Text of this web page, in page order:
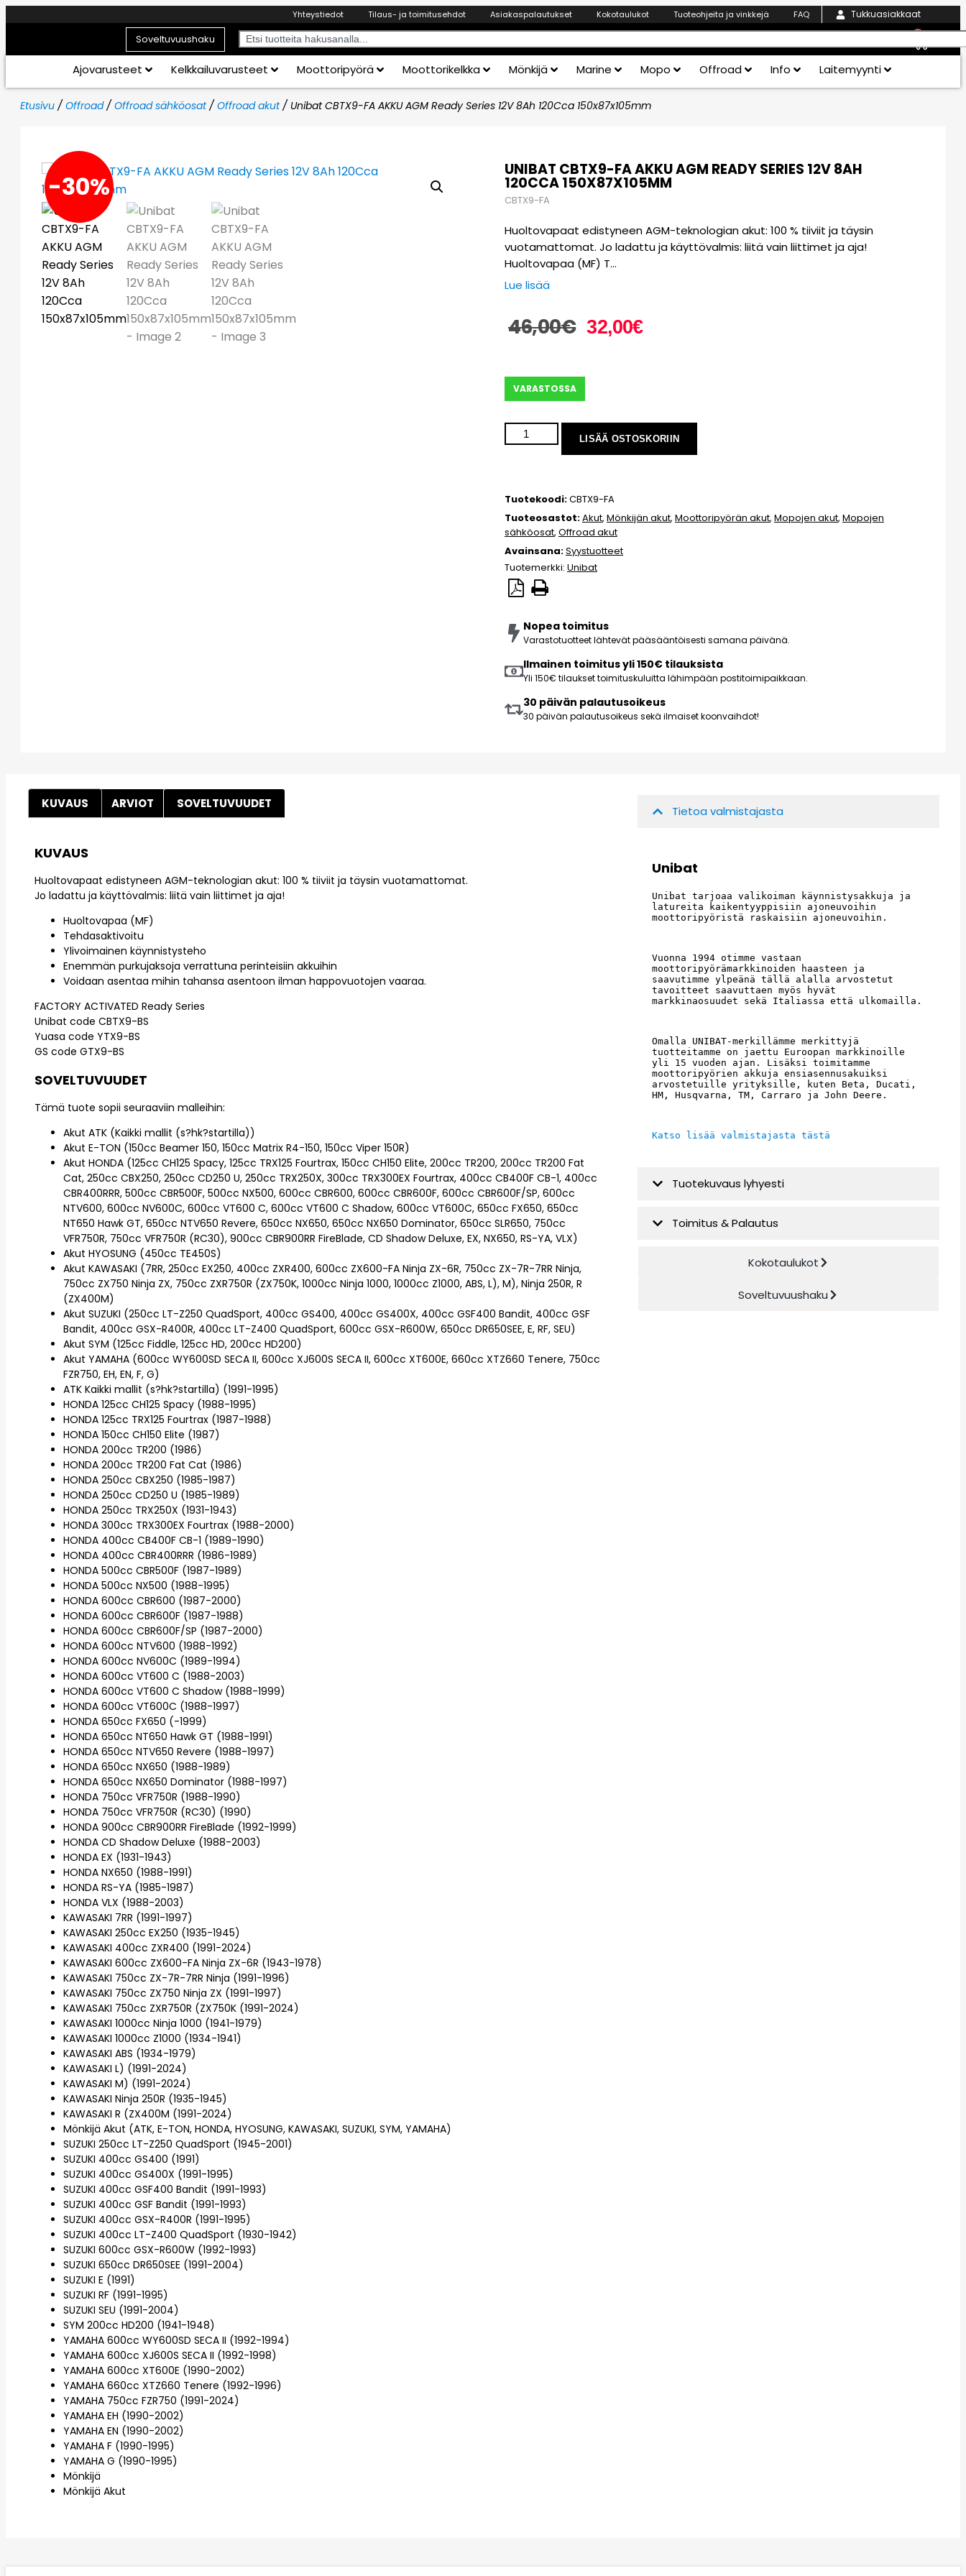
Yhteystiedot Tilaus- ja toimitusehdot Asiakaspalautukset Kokotaulukot Tuoteohjeita ja vinkkejä FAQ Tukkuasiakkaat
Soveltuvuushaku 0
Ajovarusteet Kelkkailuvarusteet Moottoripyörä Moottorikelkka Mönkijä Marine Mopo Offroad Info Laitemyynti
Etusivu / Offroad/ Offroad sähköosat/ Offroad akut/ Unibat CBTX9-FA AKKU AGM Ready Series 12V 8Ah 120Cca 150x87x105mm
-30%
UNIBAT CBTX9-FA AKKU AGM READY SERIES 12V 8AH
120CCA 150X87X105MM
CBTX9-FA
Huoltovapaat edistyneen AGM-teknologian akut: 100 % tiiviit ja täysin
vuotamattomat. Jo ladattu ja käyttövalmis: liitä vain liittimet ja aja!
Huoltovapaa (MF) T…
Lue lisää
46,00€ 32,00€
VARASTOSSA
LISÄÄ OSTOSKORIIN
Tuotekoodi:CBTX9-FA
Tuoteosastot:Akut, Mönkijän akut, Moottoripyörän akut, Mopojen akut, Mopojen
sähköosat, Offroad akut
Avainsana:Syystuotteet
Tuotemerkki: Unibat
Nopea toimitus
Varastotuotteet lähtevät pääsääntöisesti samana päivänä.
Ilmainen toimitus yli 150€ tilauksista
Yli 150€ tilaukset toimituskuluitta lähimpään postitoimipaikkaan.
30 päivän palautusoikeus
30 päivän palautusoikeus sekä ilmaiset koonvaihdot!
KUVAUS ARVIOT SOVELTUVUUDET
KUVAUS
Huoltovapaat edistyneen AGM-teknologian akut: 100 % tiiviit ja täysin vuotamattomat.
Jo ladattu ja käyttövalmis: liitä vain liittimet ja aja!
Huoltovapaa (MF)
Tehdasaktivoitu
Ylivoimainen käynnistysteho
Enemmän purkujaksoja verrattuna perinteisiin akkuihin
Voidaan asentaa mihin tahansa asentoon ilman happovuotojen vaaraa.
FACTORY ACTIVATED Ready Series
Unibat code CBTX9-BS
Yuasa code YTX9-BS
GS code GTX9-BS
SOVELTUVUUDET
Tämä tuote sopii seuraaviin malleihin:
Akut ATK (Kaikki mallit (s?hk?startilla))
Akut E-TON (150cc Beamer 150, 150cc Matrix R4-150, 150cc Viper 150R)
Akut HONDA (125cc CH125 Spacy, 125cc TRX125 Fourtrax, 150cc CH150 Elite, 200cc TR200, 200cc TR200 Fat
Cat, 250cc CBX250, 250cc CD250 U, 250cc TRX250X, 300cc TRX300EX Fourtrax, 400cc CB400F CB-1, 400cc
CBR400RRR, 500cc CBR500F, 500cc NX500, 600cc CBR600, 600cc CBR600F, 600cc CBR600F/SP, 600cc
NTV600, 600cc NV600C, 600cc VT600 C, 600cc VT600 C Shadow, 600cc VT600C, 650cc FX650, 650cc
NT650 Hawk GT, 650cc NTV650 Revere, 650cc NX650, 650cc NX650 Dominator, 650cc SLR650, 750cc
VFR750R, 750cc VFR750R (RC30), 900cc CBR900RR FireBlade, CD Shadow Deluxe, EX, NX650, RS-YA, VLX)
Akut HYOSUNG (450cc TE450S)
Akut KAWASAKI (7RR, 250cc EX250, 400cc ZXR400, 600cc ZX600-FA Ninja ZX-6R, 750cc ZX-7R-7RR Ninja,
750cc ZX750 Ninja ZX, 750cc ZXR750R (ZX750K, 1000cc Ninja 1000, 1000cc Z1000, ABS, L), M), Ninja 250R, R
(ZX400M)
Akut SUZUKI (250cc LT-Z250 QuadSport, 400cc GS400, 400cc GS400X, 400cc GSF400 Bandit, 400cc GSF
Bandit, 400cc GSX-R400R, 400cc LT-Z400 QuadSport, 600cc GSX-R600W, 650cc DR650SEE, E, RF, SEU)
Akut SYM (125cc Fiddle, 125cc HD, 200cc HD200)
Akut YAMAHA (600cc WY600SD SECA II, 600cc XJ600S SECA II, 600cc XT600E, 660cc XTZ660 Tenere, 750cc
FZR750, EH, EN, F, G)
ATK Kaikki mallit (s?hk?startilla) (1991-1995)
HONDA 125cc CH125 Spacy (1988-1995)
HONDA 125cc TRX125 Fourtrax (1987-1988)
HONDA 150cc CH150 Elite (1987)
HONDA 200cc TR200 (1986)
HONDA 200cc TR200 Fat Cat (1986)
HONDA 250cc CBX250 (1985-1987)
HONDA 250cc CD250 U (1985-1989)
HONDA 250cc TRX250X (1931-1943)
HONDA 300cc TRX300EX Fourtrax (1988-2000)
HONDA 400cc CB400F CB-1 (1989-1990)
HONDA 400cc CBR400RRR (1986-1989)
HONDA 500cc CBR500F (1987-1989)
HONDA 500cc NX500 (1988-1995)
HONDA 600cc CBR600 (1987-2000)
HONDA 600cc CBR600F (1987-1988)
HONDA 600cc CBR600F/SP (1987-2000)
HONDA 600cc NTV600 (1988-1992)
HONDA 600cc NV600C (1989-1994)
HONDA 600cc VT600 C (1988-2003)
HONDA 600cc VT600 C Shadow (1988-1999)
HONDA 600cc VT600C (1988-1997)
HONDA 650cc FX650 (-1999)
HONDA 650cc NT650 Hawk GT (1988-1991)
HONDA 650cc NTV650 Revere (1988-1997)
HONDA 650cc NX650 (1988-1989)
HONDA 650cc NX650 Dominator (1988-1997)
HONDA 750cc VFR750R (1988-1990)
HONDA 750cc VFR750R (RC30) (1990)
HONDA 900cc CBR900RR FireBlade (1992-1999)
HONDA CD Shadow Deluxe (1988-2003)
HONDA EX (1931-1943)
HONDA NX650 (1988-1991)
HONDA RS-YA (1985-1987)
HONDA VLX (1988-2003)
KAWASAKI 7RR (1991-1997)
KAWASAKI 250cc EX250 (1935-1945)
KAWASAKI 400cc ZXR400 (1991-2024)
KAWASAKI 600cc ZX600-FA Ninja ZX-6R (1943-1978)
KAWASAKI 750cc ZX-7R-7RR Ninja (1991-1996)
KAWASAKI 750cc ZX750 Ninja ZX (1991-1997)
KAWASAKI 750cc ZXR750R (ZX750K (1991-2024)
KAWASAKI 1000cc Ninja 1000 (1941-1979)
KAWASAKI 1000cc Z1000 (1934-1941)
KAWASAKI ABS (1934-1979)
KAWASAKI L) (1991-2024)
KAWASAKI M) (1991-2024)
KAWASAKI Ninja 250R (1935-1945)
KAWASAKI R (ZX400M (1991-2024)
Mönkijä Akut (ATK, E-TON, HONDA, HYOSUNG, KAWASAKI, SUZUKI, SYM, YAMAHA)
SUZUKI 250cc LT-Z250 QuadSport (1945-2001)
SUZUKI 400cc GS400 (1991)
SUZUKI 400cc GS400X (1991-1995)
SUZUKI 400cc GSF400 Bandit (1991-1993)
SUZUKI 400cc GSF Bandit (1991-1993)
SUZUKI 400cc GSX-R400R (1991-1995)
SUZUKI 400cc LT-Z400 QuadSport (1930-1942)
SUZUKI 600cc GSX-R600W (1992-1993)
SUZUKI 650cc DR650SEE (1991-2004)
SUZUKI E (1991)
SUZUKI RF (1991-1995)
SUZUKI SEU (1991-2004)
SYM 200cc HD200 (1941-1948)
YAMAHA 600cc WY600SD SECA II (1992-1994)
YAMAHA 600cc XJ600S SECA II (1992-1998)
YAMAHA 600cc XT600E (1990-2002)
YAMAHA 660cc XTZ660 Tenere (1992-1996)
YAMAHA 750cc FZR750 (1991-2024)
YAMAHA EH (1990-2002)
YAMAHA EN (1990-2002)
YAMAHA F (1990-1995)
YAMAHA G (1990-1995)
Mönkijä
Mönkijä Akut
Tietoa valmistajasta
Unibat
Unibat tarjoaa valikoiman käynnistysakkuja ja
latureita kaikentyyppisiin ajoneuvoihin
moottoripyöristä raskaisiin ajoneuvoihin.
Vuonna 1994 otimme vastaan ​​
moottoripyörämarkkinoiden haasteen ja
saavutimme ylpeänä tällä alalla arvostetut
tavoitteet saavuttaen myös hyvät
markkinaosuudet sekä Italiassa että ulkomailla.
Omalla UNIBAT-merkillämme merkittyjä
tuotteitamme on jaettu Euroopan markkinoille
yli 15 vuoden ajan. Lisäksi toimitamme
moottoripyörien akkuja ensiasennusakuiksi
arvostetuille yrityksille, kuten Beta, Ducati,
HM, Husqvarna, TM, Carraro ja John Deere.
Katso lisää valmistajasta tästä
Tuotekuvaus lyhyesti
Toimitus & Palautus
Kokotaulukot
Soveltuvuushaku